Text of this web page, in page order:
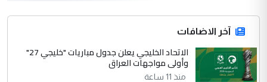
جنسية الرافد الثالث للعراق ومن اصول عريقة
ابا فرات ...
الموضوع :
الجواهري يرد على صدام حسين سل
مضجعيك يابن الزنا (نص كامل)
آخر الاضافات
الاتحاد الخليجي يعلن جدول مباريات "خليجي 27"
وأولى مواجهات العراق
منذ 11 ساعة